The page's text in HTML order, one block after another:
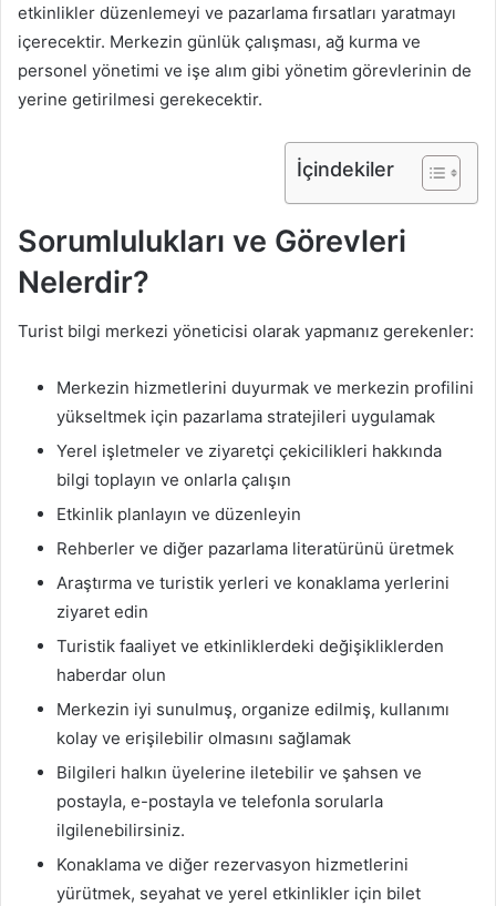
etkinlikler düzenlemeyi ve pazarlama fırsatları yaratmayı
içerecektir. Merkezin günlük çalışması, ağ kurma ve
personel yönetimi ve işe alım gibi yönetim görevlerinin de
yerine getirilmesi gerekecektir.
İçindekiler
Sorumlulukları ve Görevleri
Nelerdir?
Turist bilgi merkezi yöneticisi olarak yapmanız gerekenler:
Merkezin hizmetlerini duyurmak ve merkezin profilini
yükseltmek için pazarlama stratejileri uygulamak
Yerel işletmeler ve ziyaretçi çekicilikleri hakkında
bilgi toplayın ve onlarla çalışın
Etkinlik planlayın ve düzenleyin
Rehberler ve diğer pazarlama literatürünü üretmek
Araştırma ve turistik yerleri ve konaklama yerlerini
ziyaret edin
Turistik faaliyet ve etkinliklerdeki değişikliklerden
haberdar olun
Merkezin iyi sunulmuş, organize edilmiş, kullanımı
kolay ve erişilebilir olmasını sağlamak
Bilgileri halkın üyelerine iletebilir ve şahsen ve
postayla, e-postayla ve telefonla sorularla
ilgilenebilirsiniz.
Konaklama ve diğer rezervasyon hizmetlerini
yürütmek, seyahat ve yerel etkinlikler için bilet